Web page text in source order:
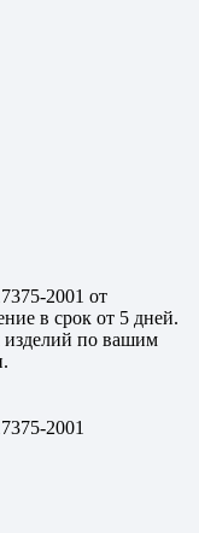
2001 от
в срок от 5 дней.
изделий по вашим
2001